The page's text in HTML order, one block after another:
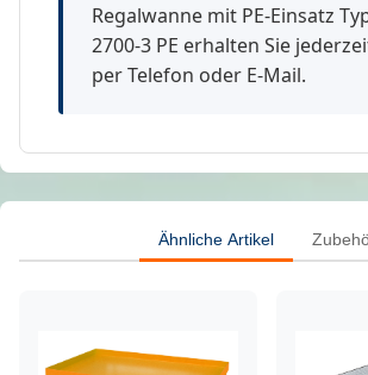
Regalwanne mit PE-Einsatz
2700-3 PE erhalten Sie
per Telefon oder E-Mail.
Ähnliche Artikel